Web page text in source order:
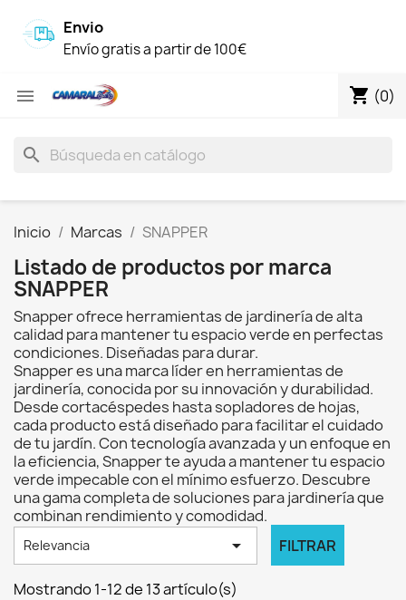
Envio
Envío gratis a partir de 100€
 shopping_cart (0)
search
Inicio Marcas SNAPPER
Listado de productos por marca
SNAPPER
Snapper ofrece herramientas de jardinería de alta
calidad para mantener tu espacio verde en perfectas
condiciones. Diseñadas para durar.
Snapper es una marca líder en herramientas de
jardinería, conocida por su innovación y durabilidad.
Desde cortacéspedes hasta sopladores de hojas,
cada producto está diseñado para facilitar el cuidado
de tu jardín. Con tecnología avanzada y un enfoque en
la eficiencia, Snapper te ayuda a mantener tu espacio
verde impecable con el mínimo esfuerzo. Descubre
una gama completa de soluciones para jardinería que
combinan rendimiento y comodidad.
Relevancia  FILTRAR
Mostrando 1-12 de 13 artículo(s)